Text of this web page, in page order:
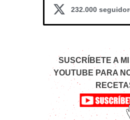
232.000
SUSCRÍBETE A
YOUTUBE PARA